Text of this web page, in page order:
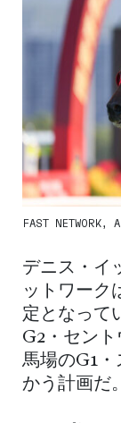
FAST NETWORK,
デニス・イ
ットワーク
定となって
G2・セン
馬場のG1・
かう計画だ。